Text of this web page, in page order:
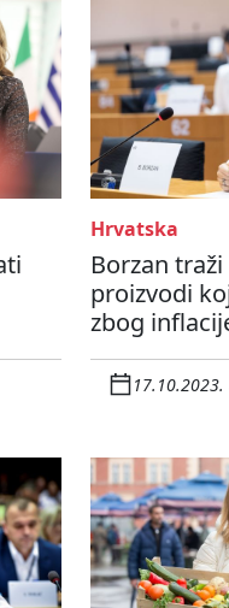
Hrvatska
Borzan
proizvodi
zbog